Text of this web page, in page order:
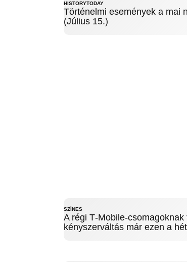
HISTORYTODAY
Történelmi események a mai
(Július 15.)
SZÍNES
A régi T‑Mobile-csomagoknak
kényszerváltás már ezen a